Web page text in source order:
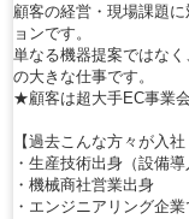
顧客の経営・現場課題
ョンです。
単なる機器提案ではな
の大きな仕事です。
★顧客は超大手EC事業
【過去こんな方々が入
・生産技術出身（設備導
・機械商社営業出身
・エンジニアリング企